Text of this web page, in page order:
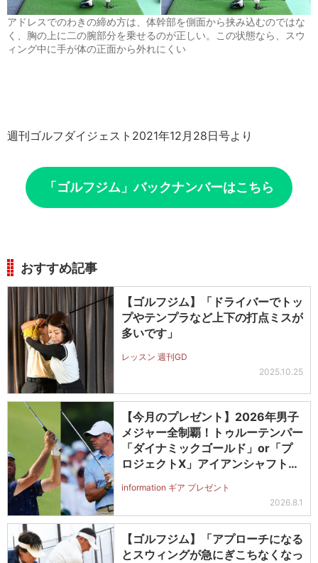
アドレスでのわきの締め方は、体幹部を側面から挟み込むのではな
く、胸の上に二の腕部分を乗せるのが正しい。この状態なら、スウ
ィング中に手が体の正面から外れにくい
週刊ゴルフダイジェスト2021年12月28日号より
「ゴルフジム」バックナンバーはこちら
おすすめ記事
【ゴルフジム】「ドライバーでトッ
プやテンプラなど上下の打点ミスが
多いです」
レッスン 週刊GD
2025.10.25
【今月のプレゼント】2026年男子
メジャー全制覇！トゥルーテンパー
「ダイナミックゴールド」or「プ
ロジェクトX」アイアンシャフト
ットを抽選で2名に！
information ギア プレゼント
2026.8.1
【ゴルフジム】「アプローチになる
とスウィングが急にぎこちなくなっ